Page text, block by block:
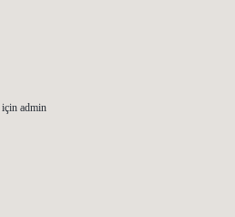
için admin